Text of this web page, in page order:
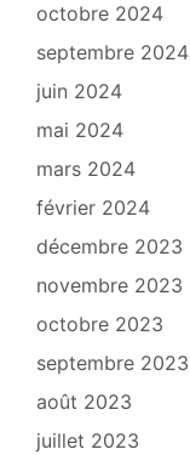
octobre 2024
septembre 2024
juin 2024
mai 2024
mars 2024
février 2024
décembre 2023
novembre 2023
octobre 2023
septembre 2023
août 2023
juillet 2023